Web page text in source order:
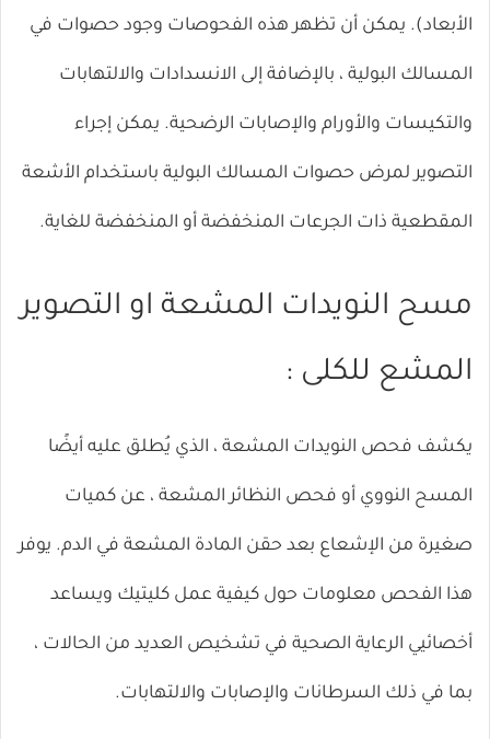
الأبعاد). يمكن أن تظهر هذه الفحوصات وجود حصوات في
المسالك البولية ، بالإضافة إلى الانسدادات والالتهابات
والتكيسات والأورام والإصابات الرضحية. يمكن إجراء
التصوير لمرض حصوات المسالك البولية باستخدام الأشعة
المقطعية ذات الجرعات المنخفضة أو المنخفضة للغاية.
مسح النويدات المشعة او التصوير
المشع للكلى :
يكشف فحص النويدات المشعة ، الذي يُطلق عليه أيضًا
المسح النووي أو فحص النظائر المشعة ، عن كميات
صغيرة من الإشعاع بعد حقن المادة المشعة في الدم. يوفر
هذا الفحص معلومات حول كيفية عمل كليتيك ويساعد
أخصائيي الرعاية الصحية في تشخيص العديد من الحالات ،
بما في ذلك السرطانات والإصابات والالتهابات.